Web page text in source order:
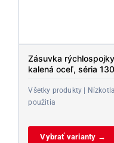
Zásuvka
kalená oceľ, séria
Všetky produkty |
použitia
Vybrať varianty →